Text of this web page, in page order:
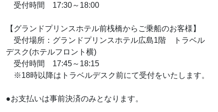
受付時間 17:30～18:00
【グランドプリンスホテル前桟橋からご乗船のお客様】
受付場所：グランドプリンスホテル広島1階 トラベル
デスク(ホテルフロント横)
受付時間 17:45～18:15
※18時以降はトラベルデスク前にて受付をいたします。
●お支払いは事前決済のみとなります。